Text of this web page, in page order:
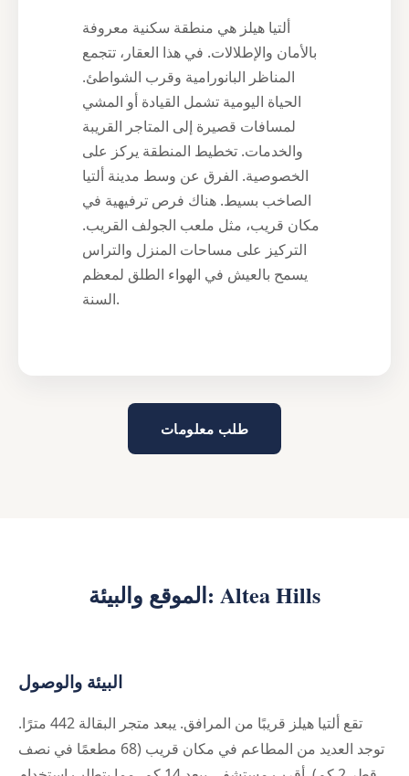
ألتيا هيلز هي منطقة سكنية معروفة
بالأمان والإطلالات. في هذا العقار، تتجمع
المناظر البانورامية وقرب الشواطئ.
الحياة اليومية تشمل القيادة أو المشي
لمسافات قصيرة إلى المتاجر القريبة
والخدمات. تخطيط المنطقة يركز على
الخصوصية. الفرق عن وسط مدينة ألتيا
الصاخب بسيط. هناك فرص ترفيهية في
مكان قريب، مثل ملعب الجولف القريب.
التركيز على مساحات المنزل والتراس
يسمح بالعيش في الهواء الطلق لمعظم
السنة.
طلب معلومات
الموقع والبيئة: Altea Hills
البيئة والوصول
تقع ألتيا هيلز قريبًا من المرافق. يبعد متجر البقالة 442 مترًا.
توجد العديد من المطاعم في مكان قريب (68 مطعمًا في نصف